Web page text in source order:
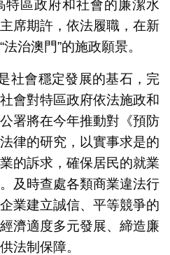
特區政府和社會的廉潔水
席期許，依法履職，在新
治澳門”的施政願景。
社會穩定發展的基石，完
會對特區政府依法施政和
署將在今年推動對《預防
律的研究，以實事求是的
的訴求，確保居民的就業
及時查處各類商業違法行
業建立誠信、平等競爭的
濟適度多元發展、締造廉
法制保障。